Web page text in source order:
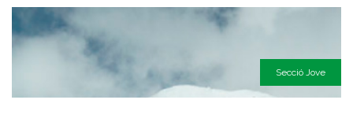
Secció Jove